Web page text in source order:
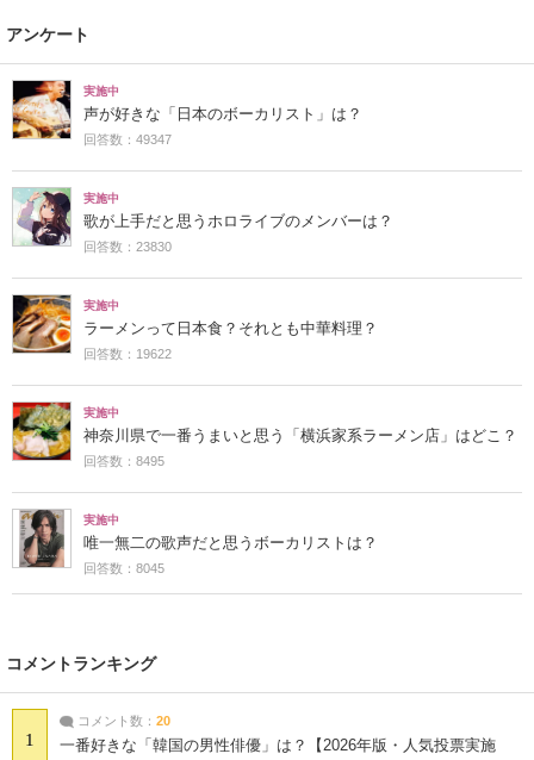
アンケート
実施中
声が好きな「日本のボーカリスト」は？
回答数：49347
実施中
歌が上手だと思うホロライブのメンバーは？
回答数：23830
実施中
ラーメンって日本食？それとも中華料理？
回答数：19622
実施中
神奈川県で一番うまいと思う「横浜家系ラーメン店」はどこ？
回答数：8495
実施中
唯一無二の歌声だと思うボーカリストは？
回答数：8045
コメントランキング
1
コメント数： 20
一番好きな「韓国の男性俳優」は？【2026年版・人気投票実施